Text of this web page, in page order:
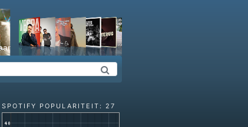
SPOTIFY POPULARITEIT: 27